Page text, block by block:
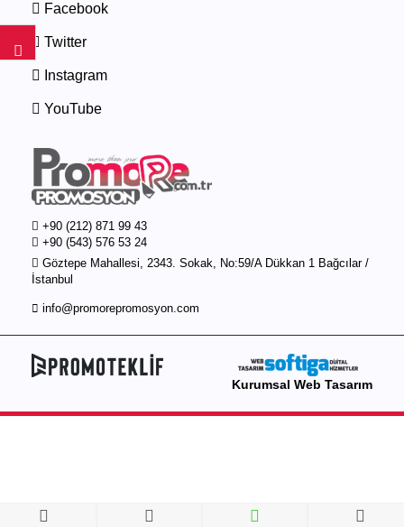
Facebook
Twitter
Instagram
YouTube
+90 (212) 871 99 43
+90 (543) 576 53 24
Göztepe Mahallesi, 2343. Sokak, No:59/A Dükkan 1 Bağcılar /
İstanbul
info@promorepromosyon.com
Kurumsal Web Tasarım